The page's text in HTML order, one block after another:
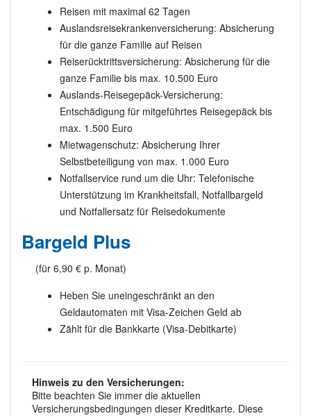
Reisen mit maximal 62 Tagen
Auslandsreisekrankenversicherung: Absicherung
für die ganze Familie auf Reisen
Reiserücktrittsversicherung: Absicherung für die
ganze Familie bis max. 10.500 Euro
Auslands-Reisegepäck-Versicherung:
Entschädigung für mitgeführtes Reisegepäck bis
max. 1.500 Euro
Mietwagenschutz: Absicherung Ihrer
Selbstbeteiligung von max. 1.000 Euro
Notfallservice rund um die Uhr: Telefonische
Unterstützung im Krankheitsfall, Notfallbargeld
und Notfallersatz für Reisedokumente
Bargeld Plus
(für 6,90 € p. Monat)
Heben Sie uneingeschränkt an den
Geldautomaten mit Visa-Zeichen Geld ab
Zählt für die Bankkarte (Visa-Debitkarte)
Hinweis zu den Versicherungen:
Bitte beachten Sie immer die aktuellen
Versicherungsbedingungen dieser Kreditkarte. Diese